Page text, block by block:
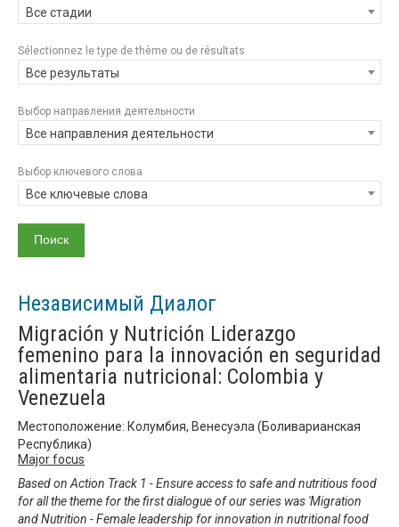
Все стадии
Sélectionnez le type de thème ou de résultats
Все результаты
Выбор направления деятельности
Все направления деятельности
Выбор ключевого слова
Все ключевые слова
Независимый Диалог
Migración y Nutrición Liderazgo
femenino para la innovación en seguridad
alimentaria nutricional: Colombia y
Venezuela
Местоположение: Колумбия, Венесуэла (Боливарианская
Республика)
Major focus
Based on Action Track 1 - Ensure access to safe and nutritious food
for all the theme for the first dialogue of our series was 'Migration
and Nutrition - Female leadership for innovation in nutritional food